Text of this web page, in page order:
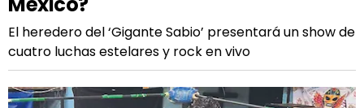
El heredero del ‘Gigante Sabio’ presentará un show de
cuatro luchas estelares y rock en vivo